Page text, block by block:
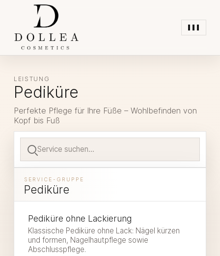
Menü
öffnen
LEISTUNG
Pediküre
Perfekte Pflege für Ihre Füße – Wohlbefinden von
Kopf bis Fuß
suchen
SERVICE-GRUPPE
Pediküre
Pediküre ohne Lackierung
Klassische Pediküre ohne Lack: Nägel kürzen
und formen, Nagelhautpflege sowie
Abschlusspflege.